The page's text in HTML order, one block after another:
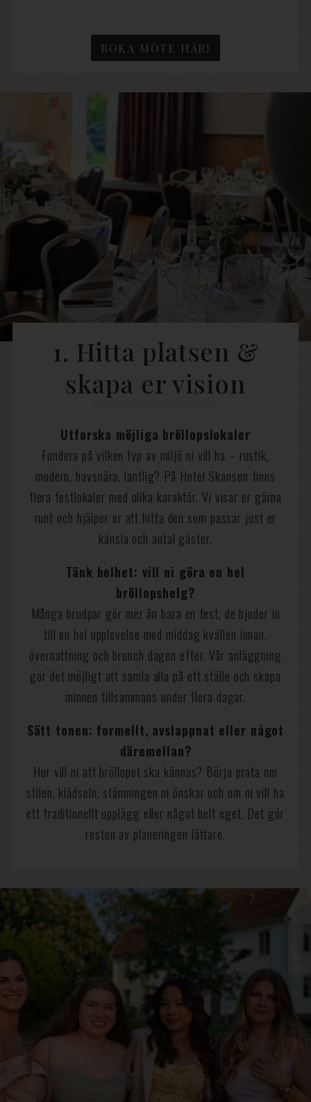
BOKA MÖTE HÄR!
1. Hitta platsen &
skapa er vision
Utforska möjliga bröllopslokaler
Fundera på vilken typ av miljö ni vill ha – rustik,
modern, havsnära, lantlig? På Hotel Skansen finns
flera festlokaler med olika karaktär. Vi visar er gärna
runt och hjälper er att hitta den som passar just er
känsla och antal gäster.
Tänk helhet: vill ni göra en hel
bröllopshelg?
Många brudpar gör mer än bara en fest, de bjuder in
till en hel upplevelse med middag kvällen innan,
övernattning och brunch dagen efter. Vår anläggning
gör det möjligt att samla alla på ett ställe och skapa
minnen tillsammans under flera dagar.
Sätt tonen: formellt, avslappnat eller något
däremellan?
Hur vill ni att bröllopet ska kännas? Börja prata om
stilen, klädseln, stämningen ni önskar och om ni vill ha
ett traditionellt upplägg eller något helt eget. Det gör
resten av planeringen lättare.